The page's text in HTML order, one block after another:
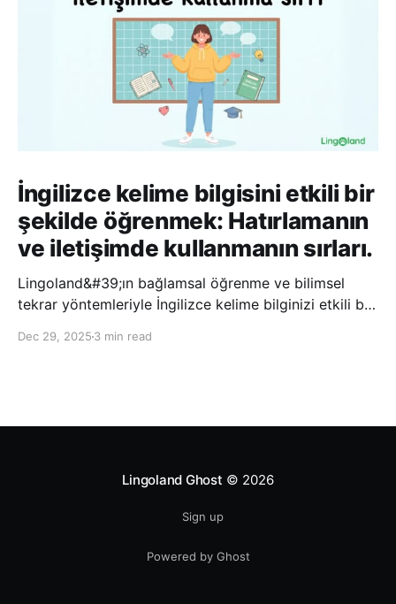
İngilizce kelime bilgisini etkili bir
şekilde öğrenmek: Hatırlamanın
ve iletişimde kullanmanın sırları.
Lingoland&#39;ın bağlamsal öğrenme ve bilimsel
tekrar yöntemleriyle İngilizce kelime bilginizi etkili bir
hatırlayabilir ve daha doğal bir şekilde iletişim
Dec 29, 2025 3 min read
Lingoland Ghost © 2026
Sign up
Powered by Ghost